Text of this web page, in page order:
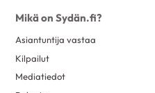
Mikä on Sydän.fi?
Asiantuntija vastaa
Kilpailut
Mediatiedot